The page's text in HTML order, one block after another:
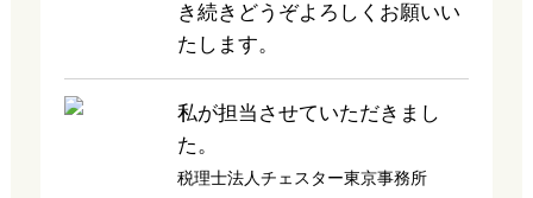
き続きどうぞよろしくお願いい
たします。
私が担当させていただきまし
た。
税理士法人チェスター東京事務所